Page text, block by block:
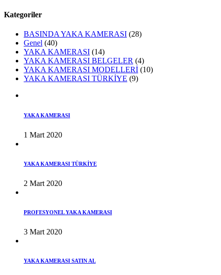
Kategoriler
BASINDA YAKA KAMERASI (28)
Genel (40)
YAKA KAMERASI (14)
YAKA KAMERASI BELGELER (4)
YAKA KAMERASI MODELLERİ (10)
YAKA KAMERASI TÜRKİYE (9)
YAKA KAMERASI
1 Mart 2020
YAKA KAMERASI TÜRKİYE
2 Mart 2020
PROFESYONEL YAKA KAMERASI
3 Mart 2020
YAKA KAMERASI SATIN AL